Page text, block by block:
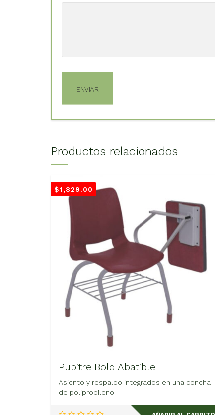
Productos relacionados
$1,829.00
Pupitre Bold Abatible
Asiento y respaldo integrados en una concha
de polipropileno